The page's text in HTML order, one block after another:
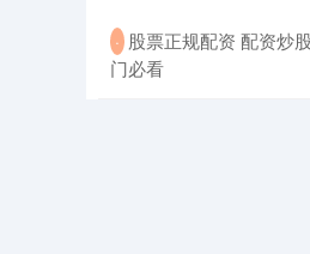
· 股票正规配资 配资炒
门必看